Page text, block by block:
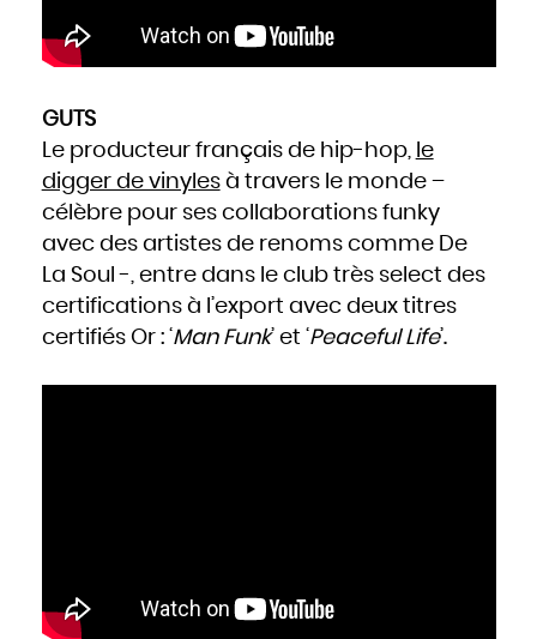
GUTS
Le producteur français de hip-hop, le
digger de vinylesà travers le monde –
célèbre pour ses collaborations funky
avec des artistes de renoms comme De
La Soul -, entre dans le club très select des
certifications à l’export avec deux titres
certifiés Or : ‘Man Funk’ et ‘Peaceful Life’.